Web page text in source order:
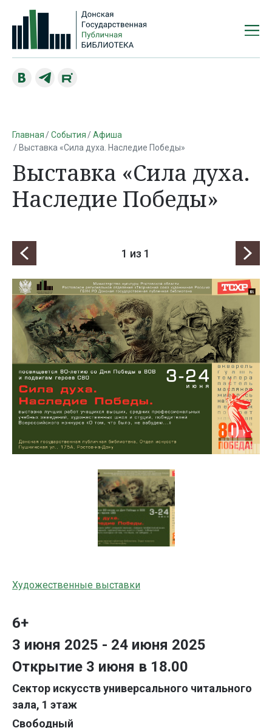
Главная События
Афиша
Выставка «Сила духа. Наследие Победы»
Выставка «Сила духа.
Наследие Победы»
1 из 1
Художественные выставки
6+
3 июня 2025 - 24 июня 2025
Открытие 3 июня в 18.00
Сектор искусств универсального читального
зала, 1 этаж
Свободный